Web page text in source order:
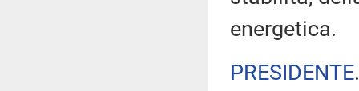
energetica.
PRESIDENTE